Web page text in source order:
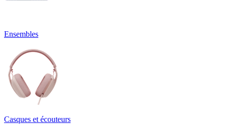
Ensembles
Casques et écouteurs